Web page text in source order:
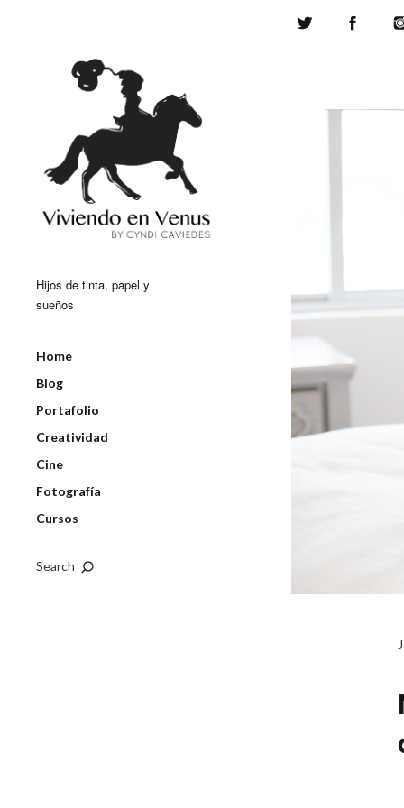
Hijos de tinta, papel y
sueños
Home
Blog
Portafolio
Creatividad
Cine
Fotografía
Cursos
Search